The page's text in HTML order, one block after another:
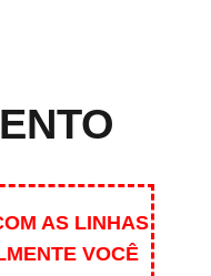
AS LINHAS
VOCÊ